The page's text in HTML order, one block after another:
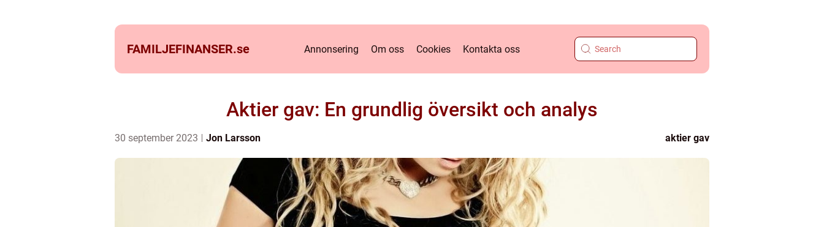
FAMILJEFINANSER.se Annonsering Om oss Cookies Kontakta oss
Aktier gav: En grundlig översikt och analys
30 september 2023 Jon Larsson aktier gav